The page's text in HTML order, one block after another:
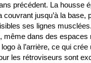
précédent. La housse
couvrant jusqu’à la base,
ses lignes
même dans des espaces
à l’arrière, ce qui
les rétroviseurs sont